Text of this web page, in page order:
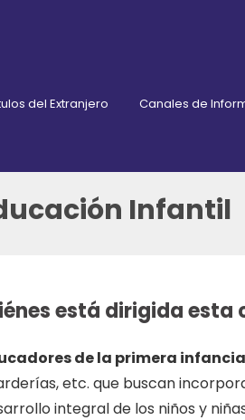
del Extranjero Canales de
Infantil
está dirigida
de la primera
etc. que buscan
integral de los niños y